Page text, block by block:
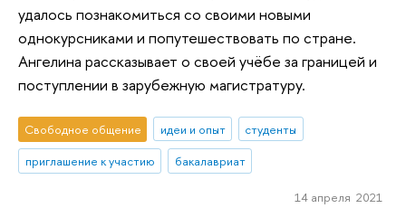
удалось познакомиться со своими новыми
однокурсниками и попутешествовать по стране.
Ангелина рассказывает о своей учёбе за границей и
поступлении в зарубежную магистратуру.
Свободное общение идеи и опыт
студенты
приглашение к участию
бакалавриат
14 апреля 2021